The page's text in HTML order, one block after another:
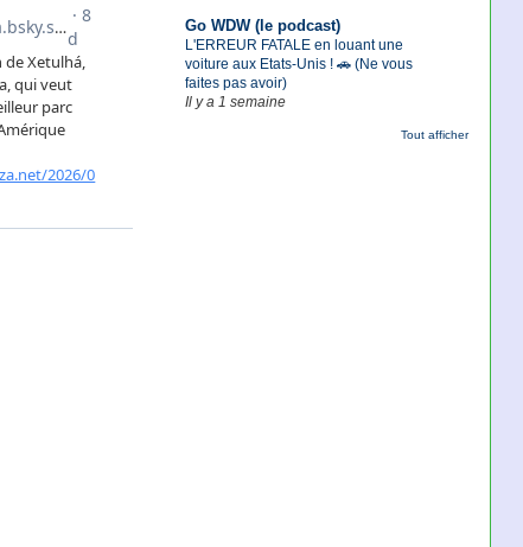
Go WDW (le podcast)
L'ERREUR FATALE en louant une
voiture aux Etats-Unis ! 🚗 (Ne vous
faites pas avoir)
Il y a 1 semaine
Tout afficher